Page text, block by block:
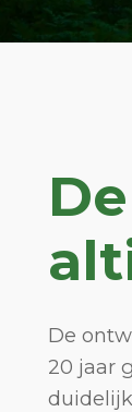
De
20 jaar